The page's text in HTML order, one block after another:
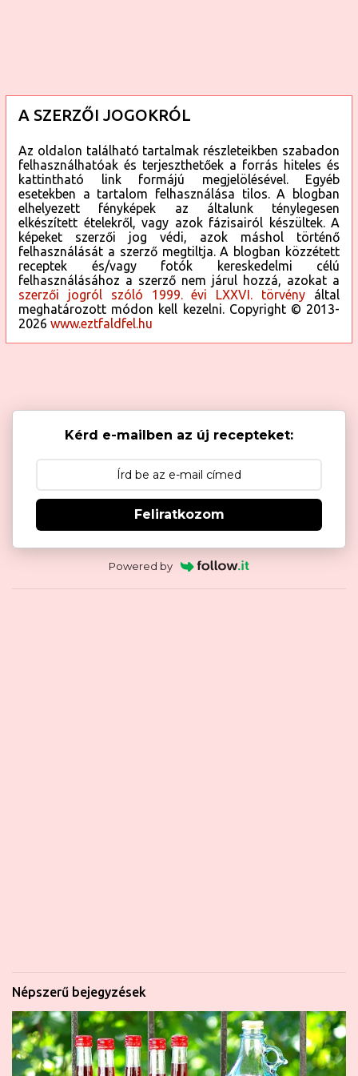
A SZERZŐI JOGOKRÓL
Az oldalon található tartalmak részleteikben szabadon
felhasználhatóak és terjeszthetőek a forrás hiteles és
kattintható link formájú megjelölésével. Egyéb
esetekben a tartalom felhasználása tilos. A blogban
elhelyezett fényképek az általunk ténylegesen
elkészített ételekről, vagy azok fázisairól készültek. A
képeket szerzői jog védi, azok máshol történő
felhasználását a szerző megtiltja. A blogban közzétett
receptek és/vagy fotók kereskedelmi célú
felhasználásához a szerző nem járul hozzá, azokat a
szerzői jogról szóló 1999. évi LXXVI. törvény által
meghatározott módon kell kezelni. Copyright © 2013-
2026 www.eztfaldfel.hu
Kérd e-mailben az új recepteket:
Feliratkozom
Powered by
Népszerű bejegyzések